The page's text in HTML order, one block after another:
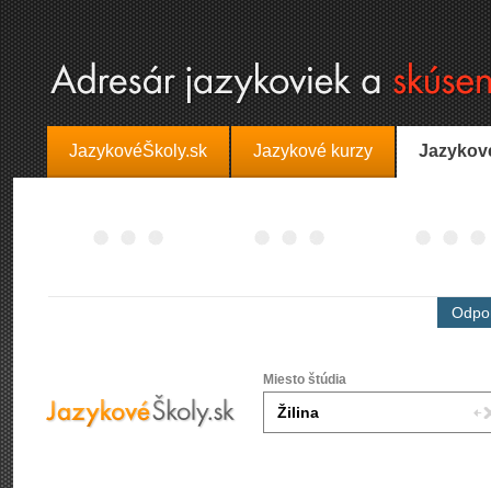
JazykovéŠkoly.sk Jazykové kurzy
Miesto štúdia